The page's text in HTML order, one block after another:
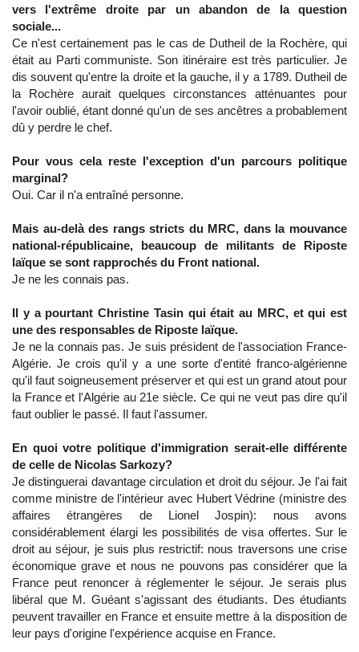
vers l'extrême droite par un abandon de la question
sociale...
Ce n'est certainement pas le cas de Dutheil de la Rochère, qui
était au Parti communiste. Son itinéraire est très particulier. Je
dis souvent qu'entre la droite et la gauche, il y a 1789. Dutheil de
la Rochère aurait quelques circonstances atténuantes pour
l'avoir oublié, étant donné qu'un de ses ancêtres a probablement
dû y perdre le chef.
Pour vous cela reste l'exception d'un parcours politique
marginal?
Oui. Car il n'a entraîné personne.
Mais au-delà des rangs stricts du MRC, dans la mouvance
national-républicaine, beaucoup de militants de Riposte
laïque se sont rapprochés du Front national.
Je ne les connais pas.
Il y a pourtant Christine Tasin qui était au MRC, et qui est
une des responsables de Riposte laïque.
Je ne la connais pas. Je suis président de l'association France-
Algérie. Je crois qu'il y a une sorte d'entité franco-algérienne
qu'il faut soigneusement préserver et qui est un grand atout pour
la France et l'Algérie au 21e siècle. Ce qui ne veut pas dire qu'il
faut oublier le passé. Il faut l'assumer.
En quoi votre politique d'immigration serait-elle différente
de celle de Nicolas Sarkozy?
Je distinguerai davantage circulation et droit du séjour. Je l'ai fait
comme ministre de l'intérieur avec Hubert Védrine (ministre des
affaires étrangères de Lionel Jospin): nous avons
considérablement élargi les possibilités de visa offertes. Sur le
droit au séjour, je suis plus restrictif: nous traversons une crise
économique grave et nous ne pouvons pas considérer que la
France peut renoncer à réglementer le séjour. Je serais plus
libéral que M. Guéant s'agissant des étudiants. Des étudiants
peuvent travailler en France et ensuite mettre à la disposition de
leur pays d'origine l'expérience acquise en France.